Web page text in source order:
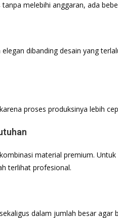
melebihi anggaran, ada
dibanding desain yang
proses produksinya lebih
material premium.
terlihat profesional.
dalam jumlah besar agar